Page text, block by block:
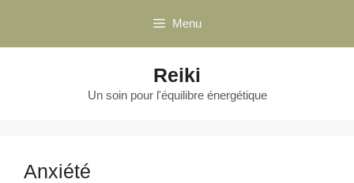
contenu
Menu
Reiki
Un soin pour l'équilibre énergétique
Anxiété